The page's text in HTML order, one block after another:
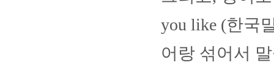
you like (한국
어랑 섞어서